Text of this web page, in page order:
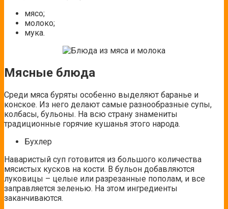
мясо;
молоко;
мука.
Мясные блюда
Среди мяса буряты особенно выделяют баранье и
конское. Из него делают самые разнообразные супы,
колбасы, бульоны. На всю страну знамениты
традиционные горячие кушанья этого народа.
Бухлер
Наваристый суп готовится из большого количества
мясистых кусков на кости. В бульон добавляются
луковицы – целые или разрезанные пополам, и все
заправляется зеленью. На этом ингредиенты
заканчиваются.